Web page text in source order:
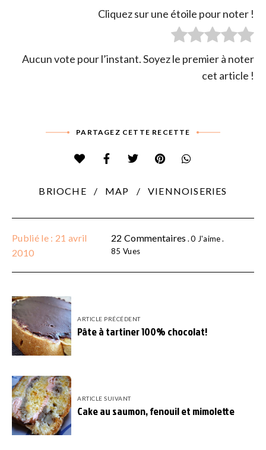
Cliquez sur une étoile pour noter !
Aucun vote pour l’instant. Soyez le premier à noter
cet article !
PARTAGEZ CETTE RECETTE
BRIOCHE MAP VIENNOISERIES
Publié le : 21 avril
2010
22 Commentaires 0 J'aime
85 Vues
ARTICLE PRÉCÉDENT
Pâte à tartiner 100% chocolat!
ARTICLE SUIVANT
Cake au saumon, fenouil et mimolette